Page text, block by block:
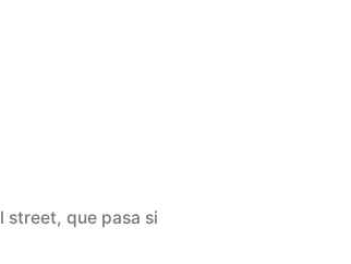
street,que pasa si